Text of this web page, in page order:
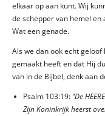
elkaar op aan kunt. Wij
de schepper van hemel en
Wat een genade.
Als we dan ook echt
gemaakt heeft en dat Hij
van in de Bijbel, denk aan
Psalm 103:19:‘’De
Zijn Koninkrijk heerst over